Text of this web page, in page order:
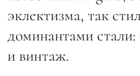
эклектизма, так
доминантами стали:
и винтаж.